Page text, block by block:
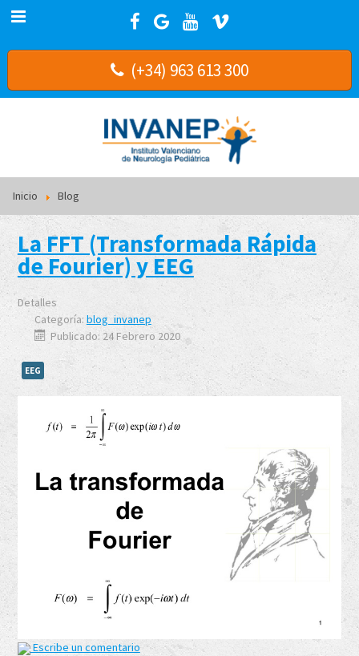
(+34) 963 613 300
Inicio Blog
La FFT (Transformada Rápida
de Fourier) y EEG
Detalles
Categoría: blog_invanep
Publicado: 24 Febrero 2020
EEG
Escribe un comentario